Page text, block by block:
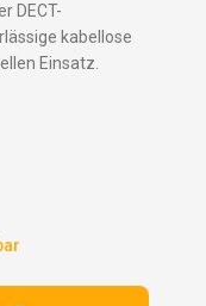
DECT-
kabellose
Einsatz.